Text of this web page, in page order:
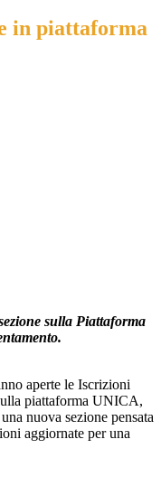
in piattaforma
sulla Piattaforma
aperte le Iscrizioni
piattaforma UNICA,
nuova sezione pensata
aggiornate per una